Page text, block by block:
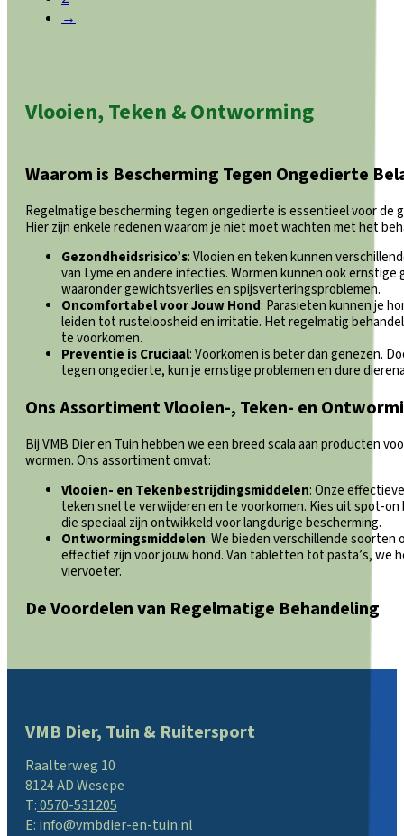
→
Vlooien, Teken & Ontworming
Waarom is Bescherming Tegen Ongedierte
Regelmatige bescherming tegen ongedierte is essentieel voor de
Hier zijn enkele redenen waarom je niet moet wachten met het
Gezondheidsrisico’s: Vlooien en teken kunnen
van Lyme en andere infecties. Wormen kunnen ook
waaronder gewichtsverlies en spijsverteringsproblemen.
Oncomfortabel voor Jouw Hond: Parasieten kunnen je
leiden tot rusteloosheid en irritatie. Het regelmatig
te voorkomen.
Preventie is Cruciaal: Voorkomen is beter dan genezen.
tegen ongedierte, kun je ernstige problemen en dure
Ons Assortiment Vlooien-, Teken- en
Bij VMB Dier en Tuin hebben we een breed scala aan producten
wormen. Ons assortiment omvat:
Vlooien- en Tekenbestrijdingsmiddelen: Onze
teken snel te verwijderen en te voorkomen. Kies uit spot-
die speciaal zijn ontwikkeld voor langdurige bescherming.
Ontwormingsmiddelen: We bieden verschillende
effectief zijn voor jouw hond. Van tabletten tot pasta’s, we
viervoeter.
De Voordelen van Regelmatige Behandeling
VMB Dier, Tuin & Ruitersport
Raalterweg 10
8124 AD Wesepe
T:0570-531205
E: info@vmbdier-en-tuin.nl